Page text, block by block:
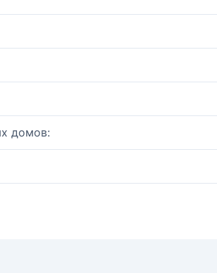
домов: